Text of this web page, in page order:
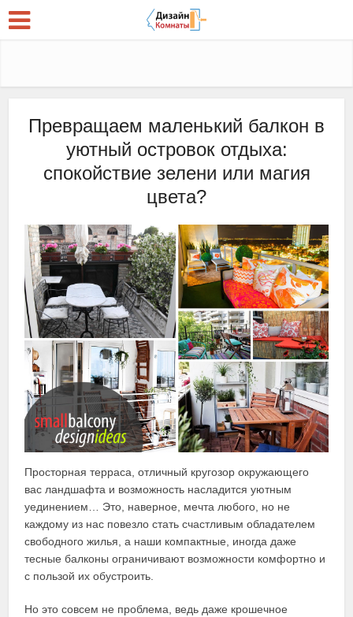
Превращаем маленький балкон в
уютный островок отдыха:
спокойствие зелени или магия
цвета?
Просторная терраса, отличный кругозор окружающего
вас ландшафта и возможность насладится уютным
уединением… Это, наверное, мечта любого, но не
каждому из нас повезло стать счастливым обладателем
свободного жилья, а наши компактные, иногда даже
тесные балконы ограничивают возможности комфортно и
с пользой их обустроить.
Но это совсем не проблема, ведь даже крошечное